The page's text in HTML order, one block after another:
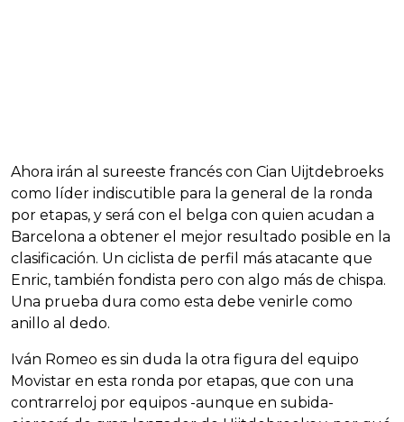
Ahora irán al sureeste francés con Cian Uijtdebroeks
como líder indiscutible para la general de la ronda
por etapas, y será con el belga con quien acudan a
Barcelona a obtener el mejor resultado posible en la
clasificación. Un ciclista de perfil más atacante que
Enric, también fondista pero con algo más de chispa.
Una prueba dura como esta debe venirle como
anillo al dedo.
Iván Romeo es sin duda la otra figura del equipo
Movistar en esta ronda por etapas, que con una
contrarreloj por equipos -aunque en subida-